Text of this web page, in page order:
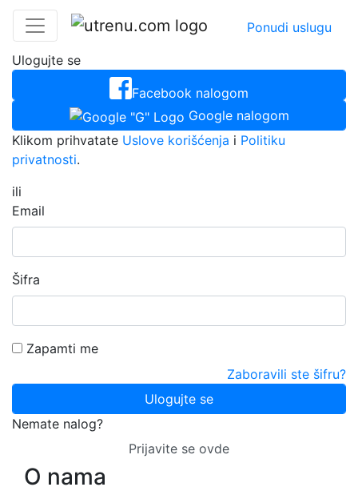
Ponudi uslugu
Ulogujte se
Facebook nalogom
Google nalogom
Klikom prihvatate Uslove korišćenja i Politiku
privatnosti.
ili
Email
Šifra
Zapamti me
Zaboravili ste šifru?
Ulogujte se
Nemate nalog?
Prijavite se ovde
O nama